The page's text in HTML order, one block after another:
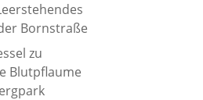
Bornstraße
zu
Blutpflaume